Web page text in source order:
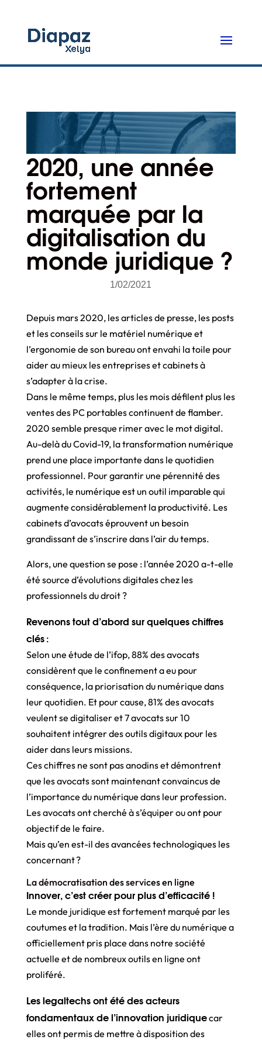
2020, une année
fortement
marquée par la
digitalisation du
monde juridique ?
1/02/2021
Depuis mars 2020, les articles de presse, les posts
et les conseils sur le matériel numérique et
l’ergonomie de son bureau ont envahi la toile pour
aider au mieux les entreprises et cabinets à
s’adapter à la crise.
Dans le même temps, plus les mois défilent plus les
ventes des PC portables continuent de flamber.
2020 semble presque rimer avec le mot digital.
Au-delà du Covid-19, la transformation numérique
prend une place importante dans le quotidien
professionnel. Pour garantir une pérennité des
activités, le numérique est un outil imparable qui
augmente considérablement la productivité. Les
cabinets d’avocats éprouvent un besoin
grandissant de s’inscrire dans l’air du temps.
Alors, une question se pose : l’année 2020 a-t-elle
été source d’évolutions digitales chez les
professionnels du droit ?
Revenons tout d’abord sur quelques chiffres
clés :
Selon une étude de l’ifop, 88% des avocats
considèrent que le confinement a eu pour
conséquence, la priorisation du numérique dans
leur quotidien. Et pour cause, 81% des avocats
veulent se digitaliser et 7 avocats sur 10
souhaitent intégrer des outils digitaux pour les
aider dans leurs missions.
Ces chiffres ne sont pas anodins et démontrent
que les avocats sont maintenant convaincus de
l’importance du numérique dans leur profession.
Les avocats ont cherché à s’équiper ou ont pour
objectif de le faire.
Mais qu’en est-il des avancées technologiques les
concernant ?
La démocratisation des services en ligne
Innover, c’est créer pour plus d’efficacité !
Le monde juridique est fortement marqué par les
coutumes et la tradition. Mais l’ère du numérique a
officiellement pris place dans notre société
actuelle et de nombreux outils en ligne ont
proliféré.
Les legaltechs ont été des acteurs
fondamentaux de l’innovation juridiquecar
elles ont permis de mettre à disposition des